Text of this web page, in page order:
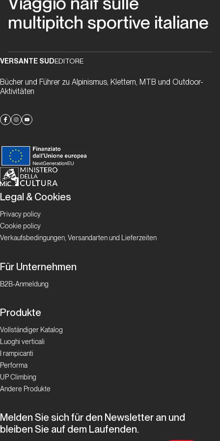
migliori
anni
vita
Beppe
Piemonte
Papaveri
papere
Piemonte
Padre
Prega
Noi
d'Aosta
Cristallina
Valle d'Aosta
Via
multipitch sportive italiane
VERSANTE SUDEDITORE
Bücher und Führer zu Alpinismus, Klettern, MTB und Outdoor-
Aktivitäten
Legal & Cookies
Privacy policy
Cookie policy
Verkaufsbedingungen, Versandarten und Lieferzeiten
Für Unternehmen
B2B-Anmeldung
Produkte
Vollständiger Katalog
Luoghi verticali
I rampicanti
Performa
UP Climbing
Andere Produkte
Melden Sie sich für den Newsletter an und
bleiben Sie auf dem Laufenden.